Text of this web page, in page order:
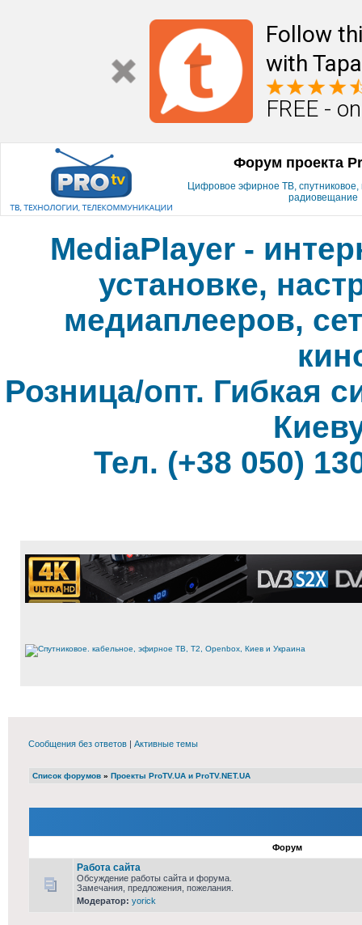
Follow
with
FREE -
Форум проекта
Цифровое эфирное ТВ, спутниковое,
радиовещание
MediaPlayer -
установке,
медиаплееров,
Розница/опт. Гибкая
Тел. (+38 050)
Сообщения без ответов | Активные темы
Список форумов » Проекты ProTV.UA и ProTV.NET.UA
Форум
Работа сайта
Обсуждение работы сайта и форума.
Замечания, предложения, пожелания.
Модератор: yorick